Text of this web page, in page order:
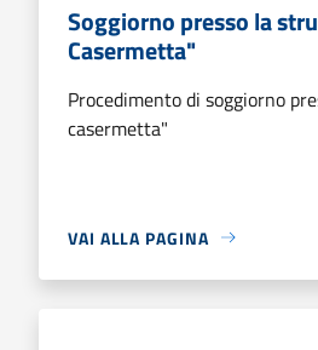
Soggiorno presso la
Casermetta"
Procedimento di soggiorno
casermetta"
VAI ALLA PAGINA